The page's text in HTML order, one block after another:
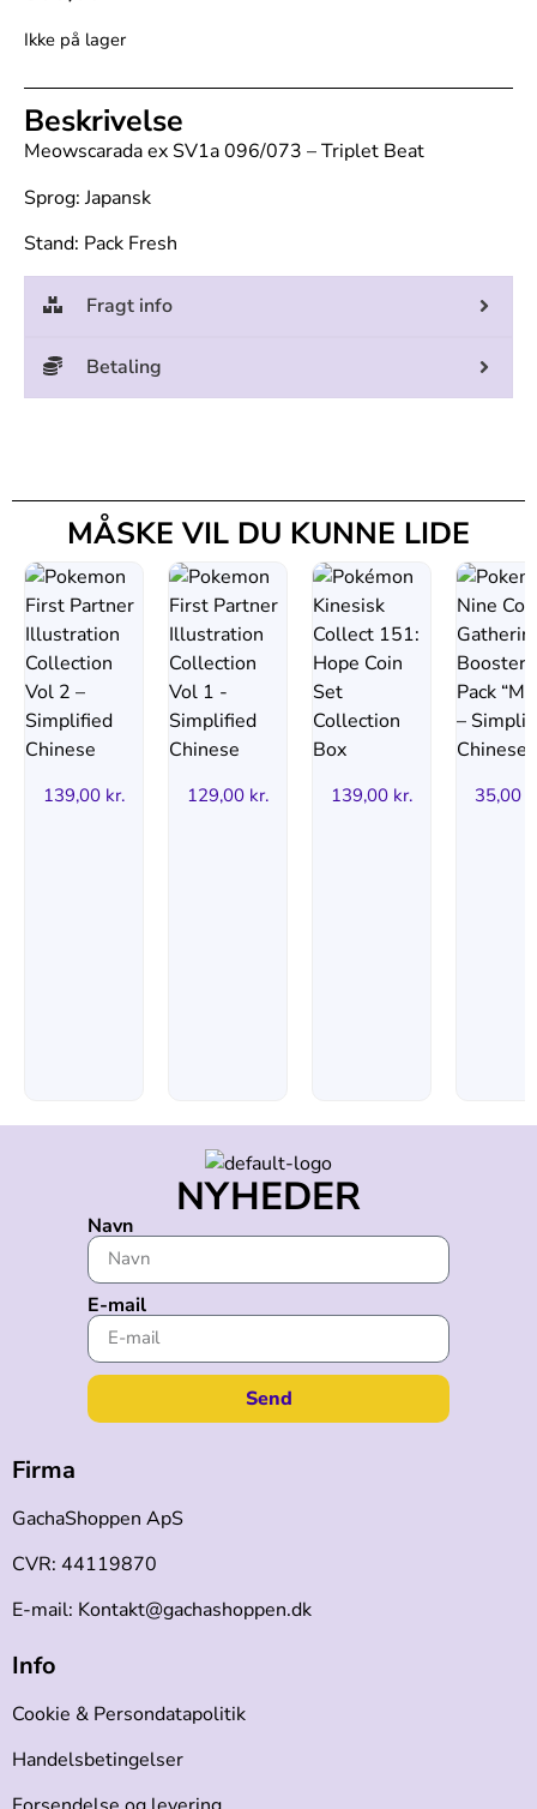
Ikke på lager
Beskrivelse
Meowscarada ex SV1a 096/073 – Triplet Beat
Sprog: Japansk
Stand: Pack Fresh
Fragt info
Betaling
MÅSKE VIL DU KUNNE LIDE
139,00 kr. 129,00 kr. 139,00 kr. 35,00
NYHEDER
Navn
E-mail
Send
Firma
GachaShoppen ApS
CVR: 44119870
E-mail: Kontakt@gachashoppen.dk
Info
Cookie & Persondatapolitik
Handelsbetingelser